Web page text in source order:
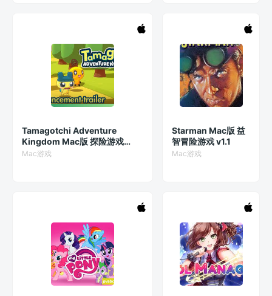
Tamagotchi Adventure
Kingdom Mac版 探险游戏
v1.0.4(83)
Mac游戏
Starman Mac版 益
智冒险游戏 v1.1
Mac游戏